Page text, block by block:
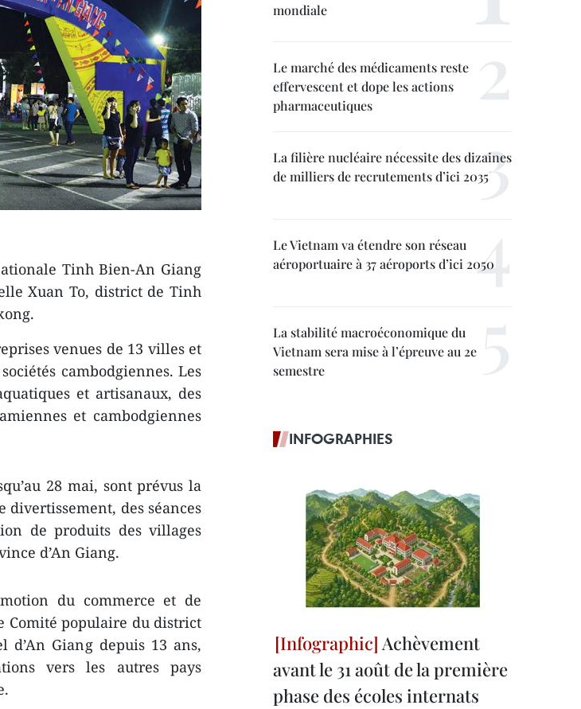
Tinh Bien-An Giang
Xuan To, district de Tinh
venues de 13 villes et
cambodgiennes. Les
et artisanaux, des
et cambodgiennes
28 mai, sont prévus la
divertissement, des séances
de produits des villages
d’An Giang.
du commerce et de
Comité populaire du district
d’An Giang depuis 13 ans,
vers les autres pays
mondiale
Le marché des médicaments reste
effervescent et dope les actions
pharmaceutiques
La filière nucléaire nécessite des dizaines
de milliers de recrutements d’ici 2035
Le Vietnam va étendre son réseau
aéroportuaire à 37 aéroports d’ici 2050
La stabilité macroéconomique du
Vietnam sera mise à l’épreuve au 2e
semestre
INFOGRAPHIES
Achèvement
avant le 31 août de la première
phase des écoles internats